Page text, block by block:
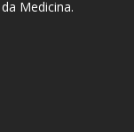
Medicina.